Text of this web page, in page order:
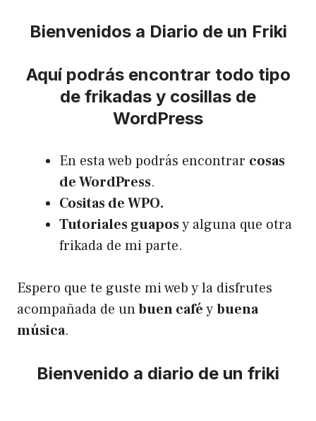
Bienvenidos a Diario de un Friki
Aquí podrás encontrar todo tipo
de frikadas y cosillas de
WordPress
En esta web podrás encontrar cosas
de WordPress.
Cositas de WPO.
Tutoriales guaposy alguna que otra
frikada de mi parte.
Espero que te guste mi web y la disfrutes
acompañada de unbuen caféybuena
música.
Bienvenido a diario de un friki